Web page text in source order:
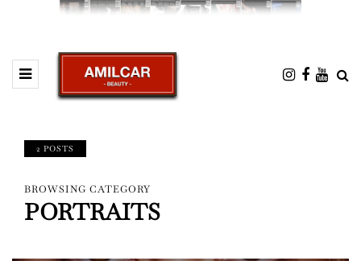
2 POSTS
BROWSING CATEGORY
PORTRAITS